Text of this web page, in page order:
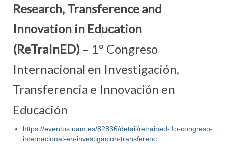
Research, Transference and
Innovation in Education
(ReTraInED) – 1º Congreso
Internacional en Investigación,
Transferencia e Innovación en
Educación
https://eventos.uam.es/82836/detail/retrained-1o-congreso-
internacional-en-investigacion-transferenc